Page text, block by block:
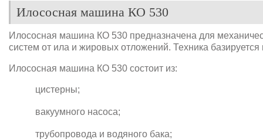
Илососная машина КО 530
Илососная машина КО 530 предназначена для
систем от ила и жировых отложений. Техника
Илососная машина КО 530 состоит из:
цистерны;
вакуумного насоса;
трубопровода и водяного бака;